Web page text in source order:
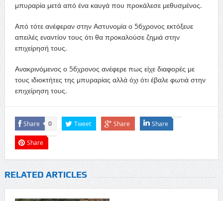
μπυραρία μετά από ένα καυγά που προκάλεσε μεθυσμένος.
Από τότε ανέφεραν στην Αστυνομία ο 56χρονος εκτόξευε
απειλές εναντίον τους ότι θα προκαλούσε ζημιά στην
επιχείρησή τους.
Ανακρινόμενος ο 56χρονος ανέφερε πως είχε διαφορές με
τους ιδιοκτήτες της μπυραρίας αλλά όχι ότι έβαλε φωτιά στην
επιχείρηση τους.
Share 0 Tweet Share Share
Share
RELATED ARTICLES